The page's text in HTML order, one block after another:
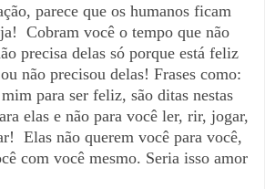
parece que os humanos ficam
Cobram você o tempo que não
precisa delas só porque está feliz
não precisou delas! Frases como:
para ser feliz, são ditas nestas
elas e não para você ler, rir, jogar,
Elas não querem você para você,
com você mesmo. Seria isso amor